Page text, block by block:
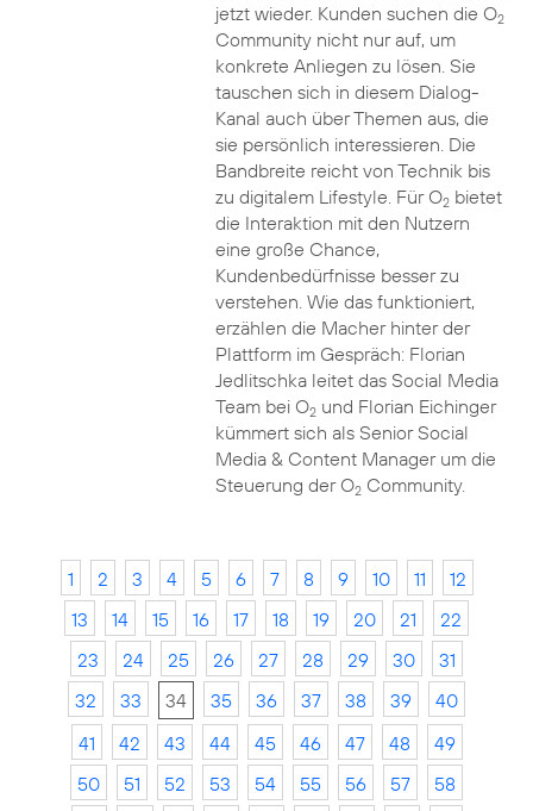
jetzt wieder. Kunden suchen die O2
Community nicht nur auf, um
konkrete Anliegen zu lösen. Sie
tauschen sich in diesem Dialog-
Kanal auch über Themen aus, die
sie persönlich interessieren. Die
Bandbreite reicht von Technik bis
zu digitalem Lifestyle. Für O2bietet
die Interaktion mit den Nutzern
eine große Chance,
Kundenbedürfnisse besser zu
verstehen. Wie das funktioniert,
erzählen die Macher hinter der
Plattform im Gespräch: Florian
Jedlitschka leitet das Social Media
Team bei O2und Florian Eichinger
kümmert sich als Senior Social
Media & Content Manager um die
Steuerung der O2Community.
1 2 3 4 5 6 7 8 9 10 11
12
13
14 15 16 17 18 19 20 21
22
23
24 25 26 27 28 29 30
31
32
33 34 35 36 37 38 39
40
41
42 43 44 45 46 47 48
49
50
51 52 53 54 55 56 57
58